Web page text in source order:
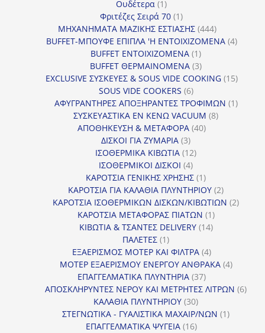
Ουδέτερα 11
προϊόν
Φριτέζες Σειρά 70 11
προϊόν
ΜΗΧΑΝΗΜΑΤΑ ΜΑΖΙΚΗΣ ΕΣΤΙΑΣΗΣ 444444
προϊόντα
BUFFET-ΜΠΟΥΦΕ ΕΠΙΠΛΑ 'Η ΕΝΤΟΙΧΙΖΟΜΕΝΑ 44
BUFFET ΕΝΤΟΙΧΙΖΟΜΕΝΑ 11
προϊόν
BUFFET ΘΕΡΜΑΙΝΟΜΕΝΑ 33
προϊόντα
EXCLUSIVE ΣΥΣΚΕΥΕΣ & SOUS VIDE COOKING 1515
SOUS VIDE COOKERS 66
προϊόντα
ΑΦΥΓΡΑΝΤΗΡΕΣ ΑΠΟΞΗΡΑΝΤΕΣ ΤΡΟΦΙΜΩΝ 11
ΣΥΣΚΕΥΑΣΤΙΚΑ ΕΝ ΚΕΝΩ VACUUM 88
ΑΠΟΘΗΚΕΥΣΗ & ΜΕΤΑΦΟΡΑ 4040
ΔΙΣΚΟΙ ΓΙΑ ΖΥΜΑΡΙΑ 33
προϊόντα
ΙΣΟΘΕΡΜΙΚΑ ΚΙΒΩΤΙΑ 1212
ΙΣΟΘΕΡΜΙΚΟΙ ΔΙΣΚΟΙ 44
προϊόντα
ΚΑΡΟΤΣΙΑ ΓΕΝΙΚΗΣ ΧΡΗΣΗΣ 11
προϊόν
ΚΑΡΟΤΣΙΑ ΓΙΑ ΚΑΛΑΘΙΑ ΠΛΥΝΤΗΡΙΟΥ 22
προϊόντα
ΚΑΡΟΤΣΙΑ ΙΣΟΘΕΡΜΙΚΩΝ ΔΙΣΚΩΝ/ΚΙΒΩΤΙΩΝ 22
ΚΑΡΟΤΣΙΑ ΜΕΤΑΦΟΡΑΣ ΠΙΑΤΩΝ 11
προϊόν
ΚΙΒΩΤΙΑ & ΤΣΑΝΤΕΣ DELIVERY 1414
ΠΑΛΕΤΕΣ 11
προϊόν
ΕΞΑΕΡΙΣΜΟΣ ΜΟΤΕΡ ΚΑΙ ΦΙΛΤΡΑ 44
προϊόντα
ΜΟΤΕΡ ΕΞΑΕΡΙΣΜΟΥ ΕΝΕΡΓΟΥ ΑΝΘΡΑΚΑ 44
ΕΠΑΓΓΕΛΜΑΤΙΚΑ ΠΛΥΝΤΗΡΙΑ 3737
προϊόντα
ΑΠΟΣΚΛΗΡΥΝΤΕΣ ΝΕΡΟΥ ΚΑΙ ΜΕΤΡΗΤΕΣ ΛΙΤΡΩΝ 66
ΚΑΛΑΘΙΑ ΠΛΥΝΤΗΡΙΟΥ 3030
προϊόντα
ΣΤΕΓΝΩΤΙΚΑ - ΓΥΑΛΙΣΤΙΚΑ ΜΑΧΑΙΡ/ΝΩΝ 11
ΕΠΑΓΓΕΛΜΑΤΙΚΑ ΨΥΓΕΙΑ 1616